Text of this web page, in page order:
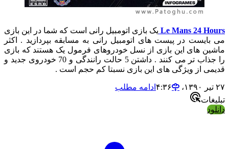
Le Mans 24 Hours یک بازی اتومبیل رانی است که شما در این بازی
می بایست در پیست های اتومبیل رانی به مسابقه بپردازید . اکثر
ماشین های این بازی از نسل خودروهای فرمول یک هستند که بازی
را جذاب تر می کنند . داشتن 5 حالت رانندگی و 70 خودروی جدید و
قدیمی از ویژگی های این بازی نسبتا کم حجم است .
۲۷ تیر ۱۳۹۰،‏ ۴:۳۶
ادامه مطلب
تبلیغات
دانلود